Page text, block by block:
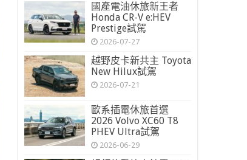
國產電油休旅新王者
Honda CR-V e:HEV
Prestige試駕
2026-07-27
越野皮卡新共主 Toyota
New Hilux試駕
2026-07-21
歐系插電休旅首選
2026 Volvo XC60 T8
PHEV Ultra試駕
2026-06-29